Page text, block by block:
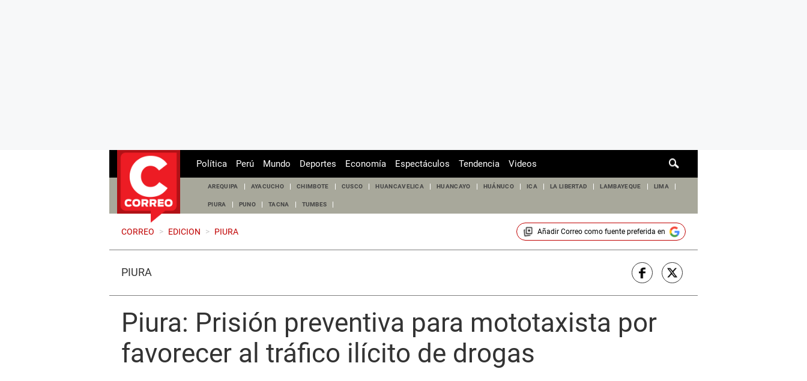
de
Política Perú Mundo Deportes Economía Espectáculos Tendencia Videos
AREQUIPA AYACUCHO CHIMBOTE CUSCO HUANCAVELICA HUANCAYO HUÁNUCO ICA LA LIBERTAD LAMBAYEQUE LIMA
PIURA PUNO TACNA TUMBES
CORREO > EDICION > PIURA Añadir Correocomo fuente preferida en
PIURA
Piura: Prisión preventiva para mototaxista por
favorecer al tráfico ilícito de drogas